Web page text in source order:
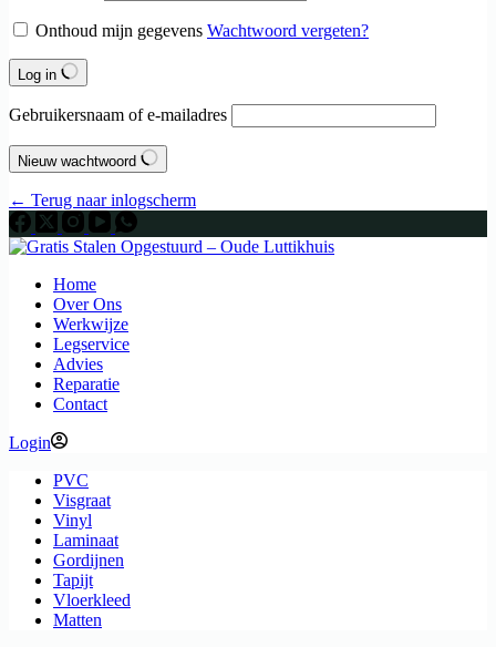
Onthoud mijn gegevens Wachtwoord vergeten?
Log in
Gebruikersnaam of e-mailadres
Nieuw wachtwoord
← Terug naar inlogscherm
Home
Over Ons
Werkwijze
Legservice
Advies
Reparatie
Contact
Login
PVC
Visgraat
Vinyl
Laminaat
Gordijnen
Tapijt
Vloerkleed
Matten